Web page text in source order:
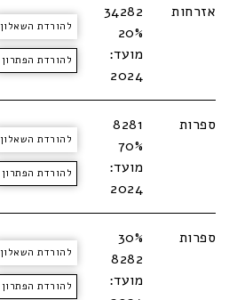
אזרחות
34282
20%
מועד:
2024
להורדת השאלון
להורדת הפתרון
ספרות
8281
70%
מועד:
2024
להורדת השאלון
להורדת הפתרון
ספרות
30%
8282
מועד:
להורדת השאלון
להורדת הפתרון